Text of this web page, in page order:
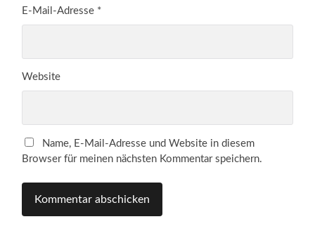
E-Mail-Adresse *
Website
Name, E-Mail-Adresse und Website in diesem
Browser für meinen nächsten Kommentar speichern.